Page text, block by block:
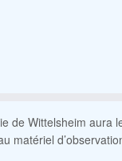
de Wittelsheim
matériel